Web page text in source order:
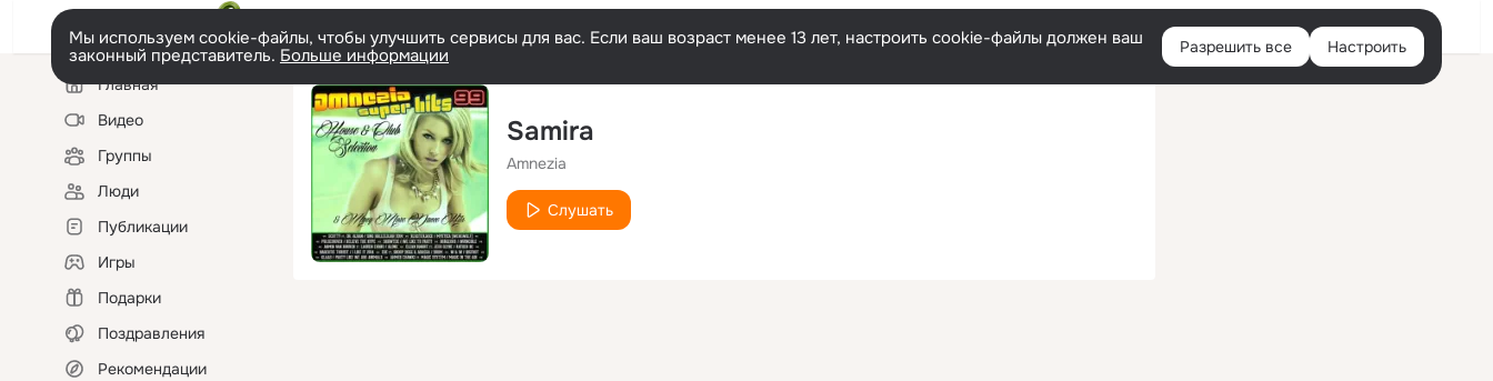
Войти
Мы используем cookie-файлы, чтобы улучшить сервисы для вас. Если ваш возраст менее 13 лет, настроить cookie-файлы должен ваш
законный представитель. Больше информации Разрешить все Настроить
Левая
колонкаГлавная
Видео
Группы
Люди
Публикации
Игры
Подарки
Поздравления
Рекомендации
Samira
Amnezia
Слушать